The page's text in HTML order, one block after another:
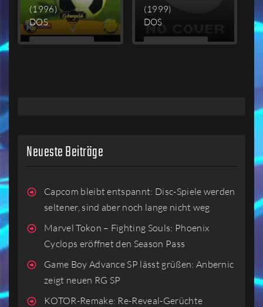
(1996)
DOS
MEHR
(1999)
DOS
MEHR
Neueste Beiträge
Capcom bleibt entspannt: Disc-Spiele werden
seltener, sind aber noch lange nicht weg
Marvel Tokon – Fighting Souls: Phoenix
Cyclops eröffnet den Season Pass
Game Boy Advance SP lässt grüßen: Anbernic
zeigt neuen RG SP
KOTOR-Remake: Re-Reveal-Gerüchte